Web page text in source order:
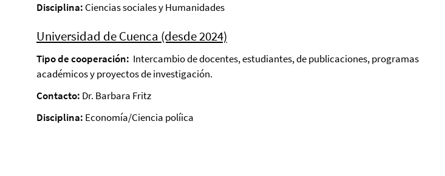
Disciplina: Ciencias sociales y Humanidades
Universidad de Cuenca (desde 2024)
Tipo de cooperación: Intercambio de docentes, estudiantes, de publicaciones, programas
académicos y proyectos de investigación.
Contacto: Dr. Barbara Fritz
Disciplina: Economía/Ciencia políica